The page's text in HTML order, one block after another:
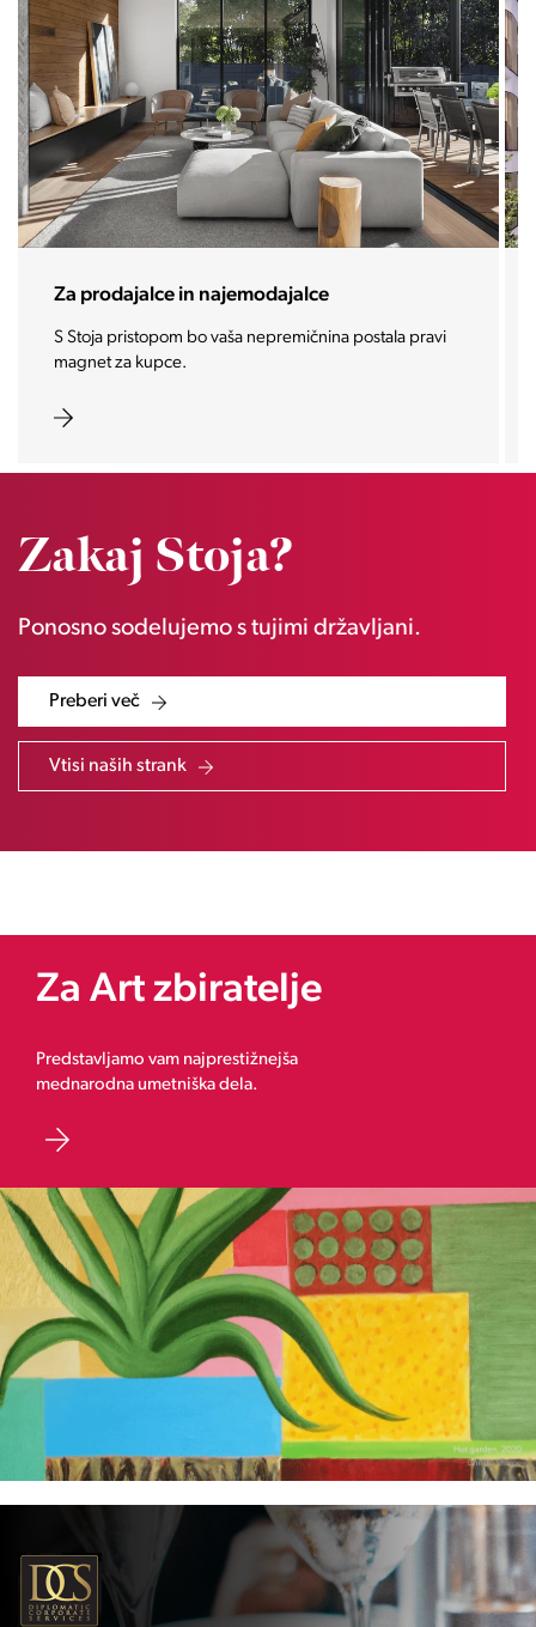
Za prodajalce in najemodajalce
S Stoja pristopom bo vaša nepremičnina postala pravi
magnet za kupce.
Zakaj Stoja?
Ponosno sodelujemo s tujimi državljani.
Preberi več
Vtisi naših strank
Za Art zbiratelje
Predstavljamo vam najprestižnejša
mednarodna umetniška dela.